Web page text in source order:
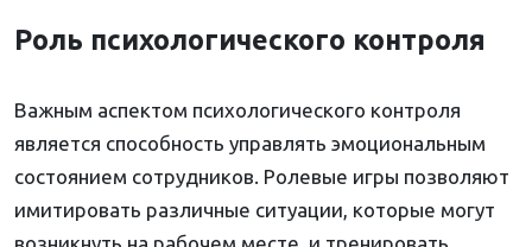
Роль психологического контроля
Важным аспектом психологического контроля
является способность управлять эмоциональным
состоянием сотрудников. Ролевые игры позволяют
имитировать различные ситуации, которые могут